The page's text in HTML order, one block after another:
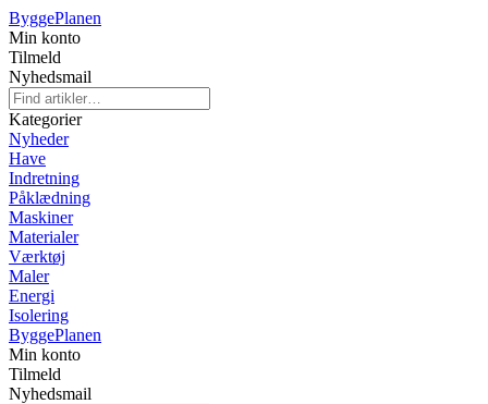
ByggePlanen
Min konto
Tilmeld
Nyhedsmail
Kategorier
Nyheder
Have
Indretning
Påklædning
Maskiner
Materialer
Værktøj
Maler
Energi
Isolering
ByggePlanen
Min konto
Tilmeld
Nyhedsmail